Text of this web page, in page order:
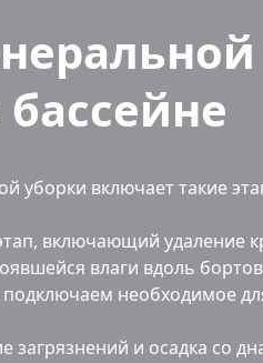
уборки включает такие
включающий удаление
влаги вдоль
необходимое
загрязнений и осадка со